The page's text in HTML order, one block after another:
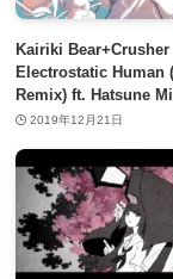
Kairiki Bear+Crusher
Electrostatic Human
Remix) ft. Hatsune
2019年12月21日